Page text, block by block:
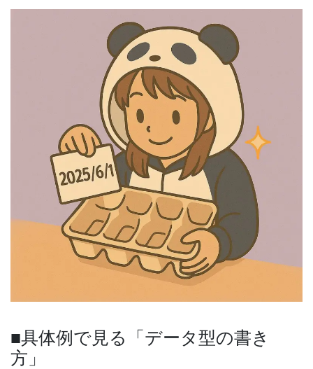
■具体例で見る「データ型の書き
方」